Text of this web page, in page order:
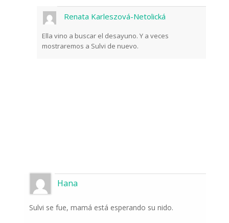
Renata Karleszová-Netolická
Ella vino a buscar el desayuno. Y a veces
mostraremos a Sulvi de nuevo.
Hana
Sulvi se fue, mamá está esperando su nido.